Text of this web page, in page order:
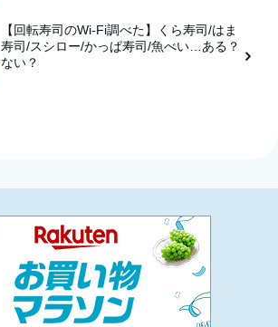
【回転寿司のWi-Fi調べた】くら寿司/はま
寿司/スシロー/かっぱ寿司/魚べい…ある？
ない？